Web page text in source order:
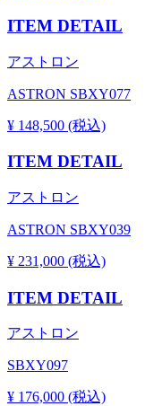
ITEM DETAIL
アストロン
ASTRON SBXY077
¥ 148,500 (税込)
ITEM DETAIL
アストロン
ASTRON SBXY039
¥ 231,000 (税込)
ITEM DETAIL
アストロン
SBXY097
¥ 176,000 (税込)